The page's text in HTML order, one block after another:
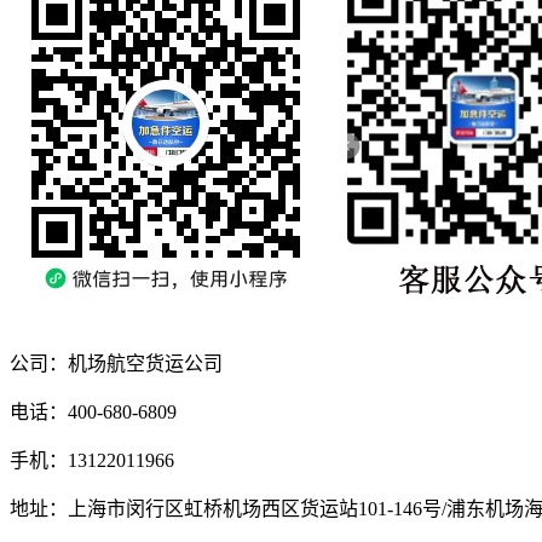
公司：机场航空货运公司
电话：400-680-6809
手机：13122011966
地址：上海市闵行区虹桥机场西区货运站101-146号/浦东机场